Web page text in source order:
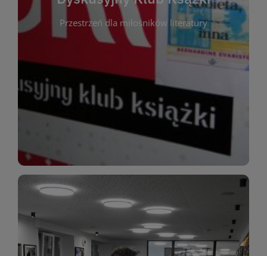
Przestrzeń dla miłośników literatury
Dyskusyjny Klub Ksążki
Dyskusyjny Klub Książki to przestrzeń dla
miłośników literatury, którzy lubią dzielić się
opiniami i emocjami po lekturze. Spotykamy się
regularnie, by rozmawiać o wybranych tytułach z
różnych gatunków literackich. Każde spotkanie to
okazja do inspirującej dyskusji, wymiany
WIĘCEJ